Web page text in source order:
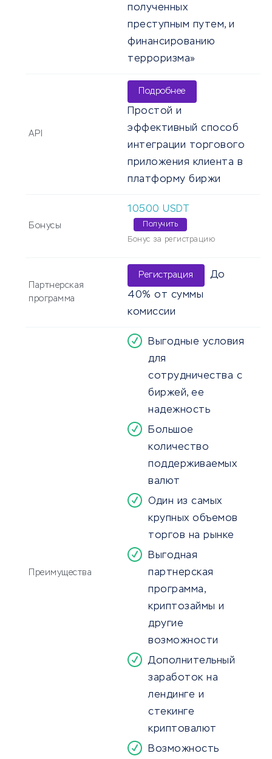
полученных
преступным путем, и
финансированию
терроризма»
API
Подробнее
Простой и
эффективный способ
интеграции торгового
приложения клиента в
платформу биржи
Бонусы
10500 USDT
Получить
Бонус за регистрацию
Партнерская
программа
Регистрация До
40% от суммы
комиссии
Преимущества
Выгодные условия
для
сотрудничества с
биржей, ее
надежность
Большое
количество
поддерживаемых
валют
Один из самых
крупных объемов
торгов на рынке
Выгодная
партнерская
программа,
криптозаймы и
другие
возможности
Дополнительный
заработок на
лендинге и
стекинге
криптовалют
Возможность